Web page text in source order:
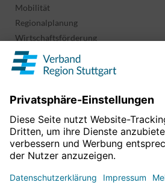
Mobilität
Regionalplanung
Wirtschaftsförderung
Sport und Kultur
Projekte & Programme
Informationen & Downloads
Geoinformation